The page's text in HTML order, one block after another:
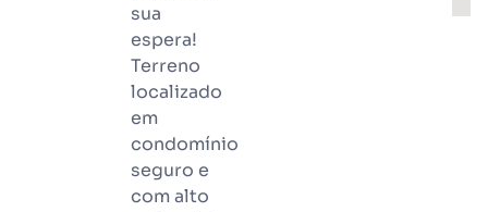
sua
espera!
Terreno
localizado
em
condomínio
seguro e
com alto